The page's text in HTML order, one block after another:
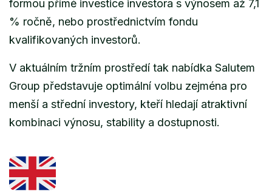
formou přímé investice investora s výnosem až 7,1
% ročně, nebo prostřednictvím fondu
kvalifikovaných investorů.
V aktuálním tržním prostředí tak nabídka Salutem
Group představuje optimální volbu zejména pro
menší a střední investory, kteří hledají atraktivní
kombinaci výnosu, stability a dostupnosti.